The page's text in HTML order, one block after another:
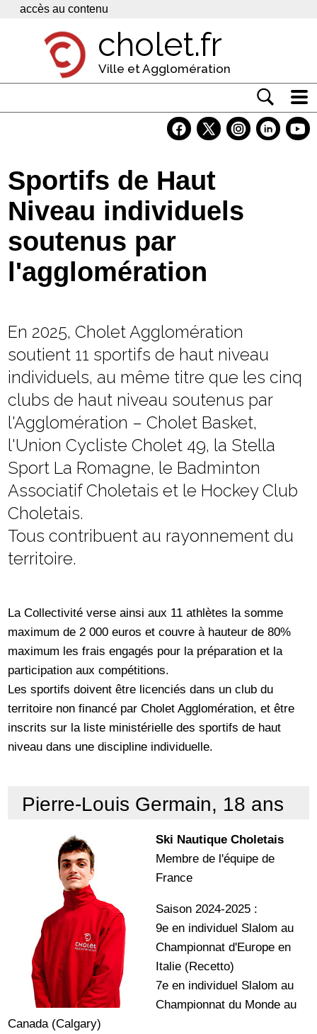
Panneau de gestion des cookies
accès au contenu
cholet.fr
Ville et Agglomération
Economie
Services
Contacts
Sportifs de Haut
Niveau individuels
soutenus par
l'agglomération
En 2025, Cholet Agglomération
soutient 11 sportifs de haut niveau
individuels, au même titre que les cinq
clubs de haut niveau soutenus par
l'Agglomération – Cholet Basket,
l'Union Cycliste Cholet 49, la Stella
Sport La Romagne, le Badminton
Associatif Choletais et le Hockey Club
Choletais.
Tous contribuent au rayonnement du
territoire.
La Collectivité verse ainsi aux 11 athlètes la somme
maximum de 2 000 euros et couvre à hauteur de 80%
maximum les frais engagés pour la préparation et la
participation aux compétitions.
Les sportifs doivent être licenciés dans un club du
territoire non financé par Cholet Agglomération, et être
inscrits sur la liste ministérielle des sportifs de haut
niveau dans une discipline individuelle.
Pierre-Louis Germain, 18 ans
Ski Nautique Choletais
Membre de l'équipe de
France
Saison 2024-2025 :
9e en individuel Slalom au
Championnat d'Europe en
Italie (Recetto)
7e en individuel Slalom au
Championnat du Monde au
Canada (Calgary)